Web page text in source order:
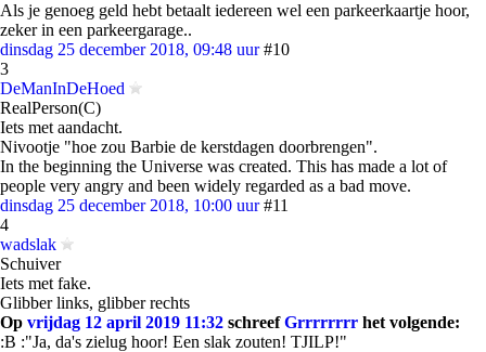
Als je genoeg geld hebt betaalt iedereen wel een parkeerkaartje hoor,
zeker in een parkeergarage..
dinsdag 25 december 2018, 09:48 uur #10
3
DeManInDeHoed
RealPerson(C)
Iets met aandacht.
Nivootje "hoe zou Barbie de kerstdagen doorbrengen".
In the beginning the Universe was created. This has made a lot of
people very angry and been widely regarded as a bad move.
dinsdag 25 december 2018, 10:00 uur #11
4
wadslak
Schuiver
Iets met fake.
Glibber links, glibber rechts
Op vrijdag 12 april 2019 11:32 schreefGrrrrrrrr het volgende:
:B :"Ja, da's zielug hoor! Een slak zouten! TJILP!"